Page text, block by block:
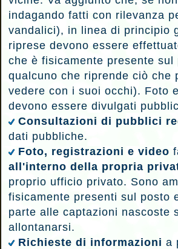
indagando fatti con rilevanza
vandalici), in linea di principio
riprese devono essere
che è fisicamente presente sul
qualcuno che riprende ciò che
vedere con i suoi occhi). Foto
devono essere divulgati
Consultazioni di pubblici
dati pubbliche.
Foto, registrazioni e video
all'interno della propria
proprio ufficio privato. Sono
fisicamente presenti sul posto
parte alle captazioni nascoste
allontanarsi.
Richieste di informazionia